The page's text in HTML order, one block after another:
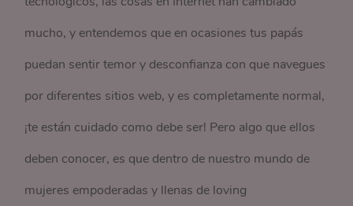
mucho, y entendemos que en ocasiones tus papás
puedan sentir temor y desconfianza con que navegues
por diferentes sitios web, y es completamente normal,
¡te están cuidado como debe ser! Pero algo que ellos
deben conocer, es que dentro de nuestro mundo de
mujeres empoderadas y llenas de loving